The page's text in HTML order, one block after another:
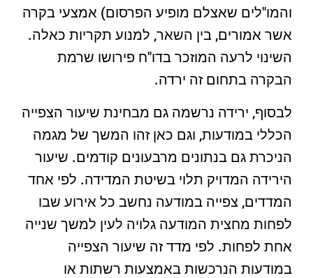
והמו"לים שאצלם מופיע הפרסום) אמצעי בקרה
אשר אמורים, בין השאר, למנוע תקריות כאלה.
השינוי לרעה המוזכר בדו"ח פירושו שרמת
הבקרה בתחום זה ירדה.
לבסוף, ירידה נרשמה גם מבחינת שיעור הצפייה
הכללי במודעות, וגם כאן זהו המשך של מגמה
הניכרת גם בנתונים מרבעונים קודמים. שיעור
הירידה המדויק תלוי בשיטת המדידה. לפי אחד
המדדים, צפייה במודעה נחשב כל אירוע שבו
לפחות מחצית המודעה גלויה לעין למשך שנייה
אחת לפחות. לפי מדד זה שיעור הצפייה
במודעות הנרכשות באמצעות רשתות או